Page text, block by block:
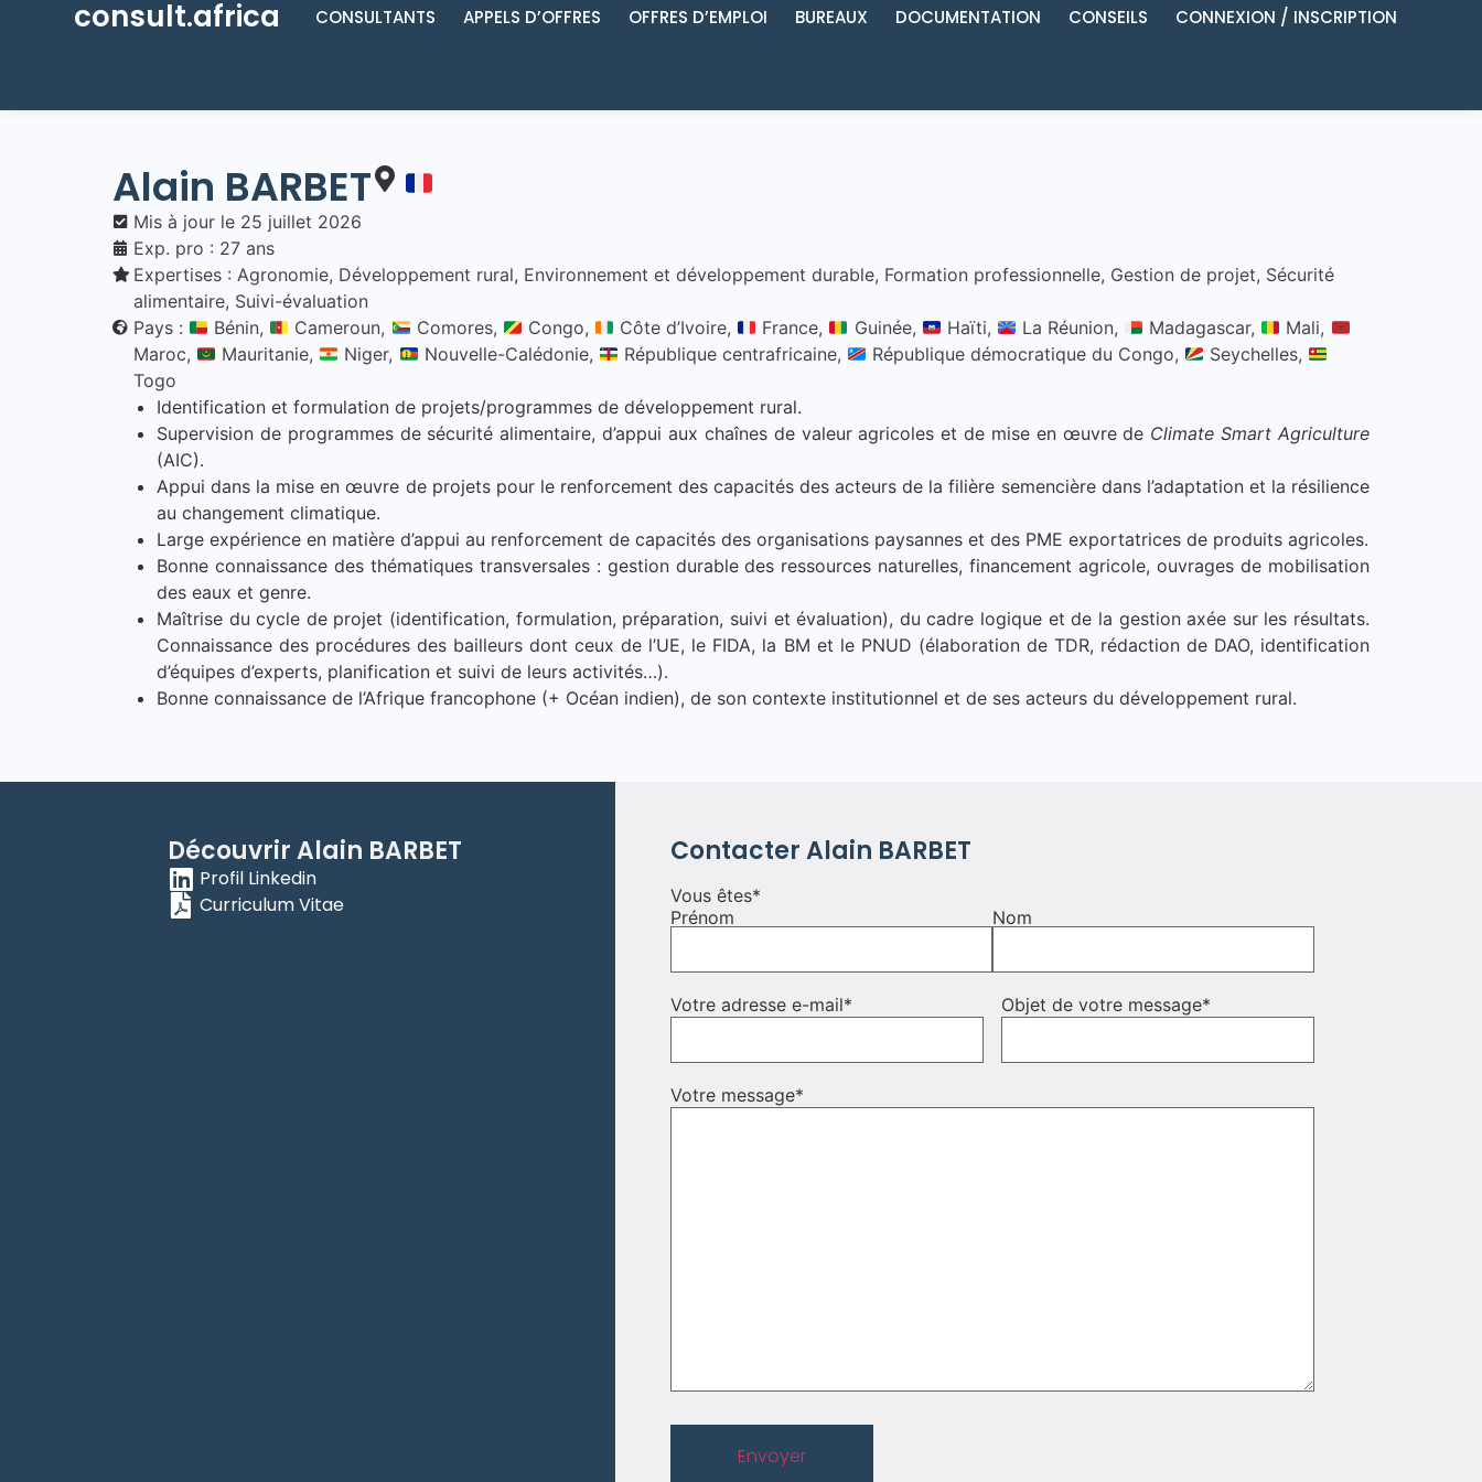
consult.africa CONSULTANTS APPELS D’OFFRES OFFRES D’EMPLOI BUREAUX DOCUMENTATION CONSEILS CONNEXION / INSCRIPTION
Alain BARBET
Mis à jour le 25 juillet 2026
Exp. pro : 27 ans
Expertises : Agronomie, Développement rural, Environnement et développement durable, Formation professionnelle, Gestion de projet, Sécurité
alimentaire, Suivi-évaluation
Pays :
Bénin, Cameroun, Comores, Congo, Côte d’Ivoire, France, Guinée, Haïti, La Réunion, Madagascar,
Mali,
Maroc,
Mauritanie, Niger, Nouvelle-Calédonie, République centrafricaine, République démocratique du Congo,
Seychelles,
Togo
Identification et formulation de projets/programmes de développement rural.
Supervision de programmes de sécurité alimentaire, d’appui aux chaînes de valeur agricoles et de mise en œuvre de Climate Smart Agriculture
(AIC).
Appui dans la mise en œuvre de projets pour le renforcement des capacités des acteurs de la filière semencière dans l’adaptation et la résilience
au changement climatique.
Large expérience en matière d’appui au renforcement de capacités des organisations paysannes et des PME exportatrices de produits agricoles.
Bonne connaissance des thématiques transversales : gestion durable des ressources naturelles, financement agricole, ouvrages de mobilisation
des eaux et genre.
Maîtrise du cycle de projet (identification, formulation, préparation, suivi et évaluation), du cadre logique et de la gestion axée sur les résultats.
Connaissance des procédures des bailleurs dont ceux de l’UE, le FIDA, la BM et le PNUD (élaboration de TDR, rédaction de DAO, identification
d’équipes d’experts, planification et suivi de leurs activités…).
Bonne connaissance de l’Afrique francophone (+ Océan indien), de son contexte institutionnel et de ses acteurs du développement rural.
DécouvrirAlain BARBET
Profil Linkedin
Curriculum Vitae
ContacterAlain BARBET
Vous êtes*
Prénom
Nom
Votre adresse e-mail* Objet de votre message*
Votre message*
Envoyer